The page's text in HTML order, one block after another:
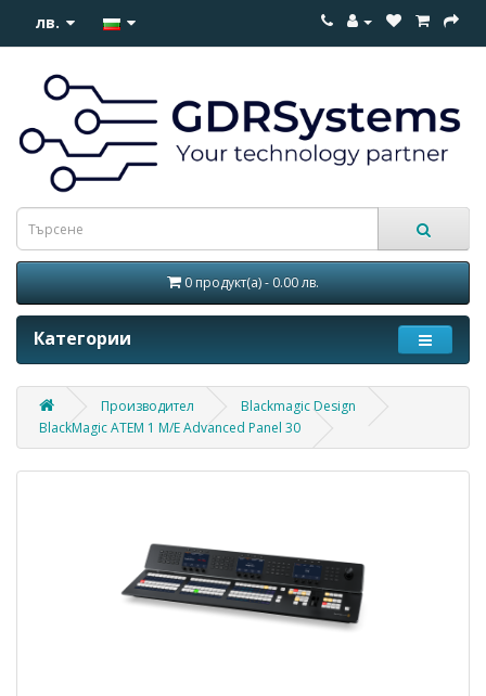
лв.
0 продукт(а) - 0.00 лв.
Категории
Производител
Blackmagic Design
BlackMagic ATEM 1 M/E Advanced Panel 30